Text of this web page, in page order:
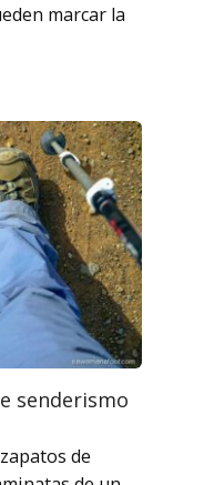
marcar la
senderismo
de